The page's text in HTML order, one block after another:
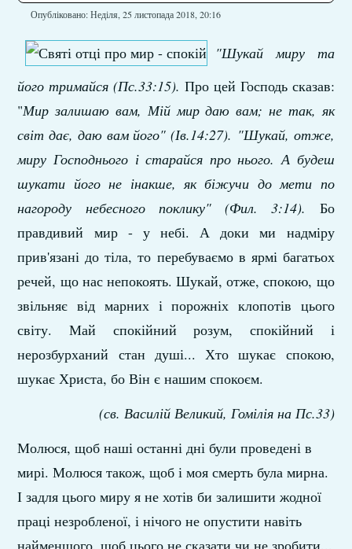
Опубліковано: Неділя, 25 листопада 2018, 20:16
"Шукай миру та
його тримайся (Пс.33:15). Про цей Господь сказав:
"Мир залишаю вам, Мій мир даю вам; не так, як
світ дає, даю вам його" (Ів.14:27). "Шукай, отже,
миру Господнього і старайся про нього. А будеш
шукати його не інакше, як біжучи до мети по
нагороду небесного поклику" (Фил. 3:14). Бо
правдивий мир - у небі. А доки ми надміру
прив'язані до тіла, то перебуваємо в ярмі багатьох
речей, що нас непокоять. Шукай, отже, спокою, що
звільняє від марних і порожніх клопотів цього
світу. Май спокійний розум, спокійний і
нерозбурханий стан душі... Хто шукає спокою,
шукає Христа, бо Він є нашим спокоєм.
(св. Василій Великий, Гомілія на Пс.33)
Молюся, щоб наші останні дні були проведені в
мирі. Молюся також, щоб і моя смерть була мирна.
І задля цього миру я не хотів би залишити жодної
праці незробленої, і нічого не опустити навіть
найменшого, щоб цього не сказати чи не зробити...